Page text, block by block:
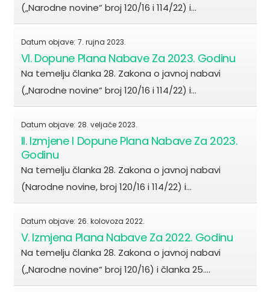
(„Narodne novine“ broj 120/16 i 114/22) i…
Datum objave: 7. rujna 2023.
VI. Dopune Plana Nabave Za 2023. Godinu
Na temelju članka 28. Zakona o javnoj nabavi
(„Narodne novine“ broj 120/16 i 114/22) i…
Datum objave: 28. veljače 2023.
II. Izmjene I Dopune Plana Nabave Za 2023.
Godinu
Na temelju članka 28. Zakona o javnoj nabavi
(Narodne novine, broj 120/16 i 114/22) i…
Datum objave: 26. kolovoza 2022.
V. Izmjena Plana Nabave Za 2022. Godinu
Na temelju članka 28. Zakona o javnoj nabavi
(„Narodne novine“ broj 120/16) i članka 25.…